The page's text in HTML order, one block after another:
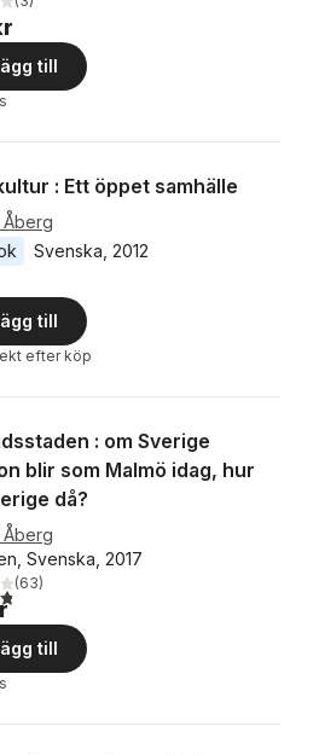
stjärnor. Totalt antal röster:
till
: Ett öppet samhälle
Åberg
Svenska 2012
till
efter köp
: om Sverige
blir som Malmö idag, hur
då?
Åberg
Svenska, 2017
5 stjärnor. Totalt antal röster:
(63)
till